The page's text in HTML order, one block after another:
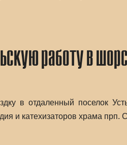
работу в
в отдаленный поселок
и катехизаторов храма